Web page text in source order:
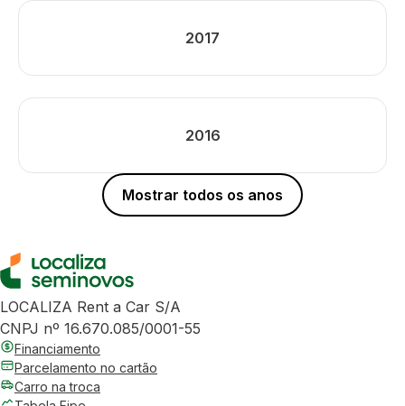
2017
2016
Mostrar todos os anos
LOCALIZA Rent a Car S/A
CNPJ nº 16.670.085/0001-55
Financiamento
Parcelamento no cartão
Carro na troca